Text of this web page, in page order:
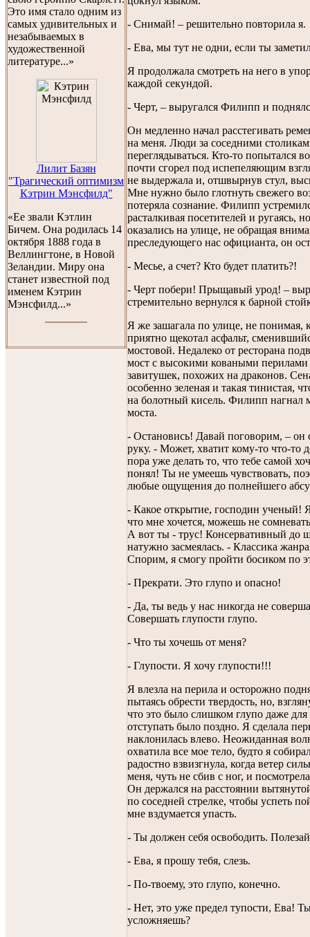
Это имя стало одним из
самых удивительных и
незабываемых в
художественной
литературе...»
Лилит Базян
"Трагический оптимизм
Кэтрин Мэнсфилд"
«Ее звали Кэтлин
Бичем. Она родилась 14
октября 1888 года в
Веллингтоне, в Новой
Зеландии. Миру она
станет известной под
именем Кэтрин
Мэнсфилд...»
- Снимай! – решительно повторила я.
- Ева, мы тут не одни, если ты
Я продолжала смотреть на него в
каждой секундой.
- Черт, – выругался Филипп и
Он медленно начал расстегивать
на меня. Люди за соседними
переглядываться. Кто-то попытался
почти сгорел под испепеляющим
не выдержала и, отшвырнув стул,
Мне нужно было глотнуть свежего
потеряла сознание. Филипп
расталкивая посетителей и ругаясь,
оказались на улице, не обращая
преследующего нас официанта, он
- Месье, а счет? Кто будет платить?!
- Черт побери! Прыщавый урод! –
стремительно вернулся к барной
Я же зашагала по улице, не понимая,
приятно щекотал асфальт,
мостовой. Недалеко от ресторана
мост с высокими коваными
завитушек, похожих на драконов.
особенно зеленая и такая тинистая,
на болотный кисель. Филипп нагнал
моста.
- Остановись! Давай поговорим, – он
руку. - Может, хватит кому-то что-то
пора уже делать то, что тебе самой
понял! Ты не умеешь чувствовать,
любые ощущения до полнейшего
- Какое открытие, господин ученый!
что мне хочется, можешь не
А вот ты - трус! Консервативный до
натужно засмеялась. - Классика
Спорим, я смогу пройти босиком по
- Прекрати. Это глупо и опасно!
- Да, ты ведь у нас никогда не
Совершать глупости глупо.
- Что ты хочешь от меня?
- Глупости. Я хочу глупости!!!
Я влезла на перила и осторожно
пытаясь обрести твердость, но,
что это было слишком глупо даже
отступать было поздно. Я сделала
наклонилась влево. Неожиданная
охватила все мое тело, будто я
радостно взвизгнула, когда ветер
меня, чуть не сбив с ног, и
Он держался на расстоянии
по соседней стрелке, чтобы успеть
мне вздумается упасть.
- Ты должен себя освободить.
- Ева, я прошу тебя, слезь.
- По-твоему, это глупо, конечно.
- Нет, это уже предел тупости, Ева!
усложняешь?